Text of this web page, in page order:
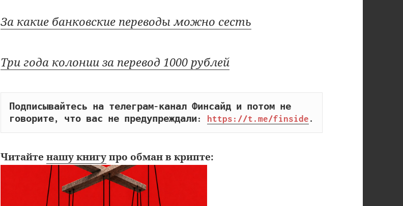
За какие банковские переводы можно сесть
Три года колонии за перевод 1000 рублей
Подписывайтесь на телеграм-канал Финсайд и потом не
говорите, что вас не предупреждали: https://t.me/finside .
Читайтенашу книгупро обман в крипте: